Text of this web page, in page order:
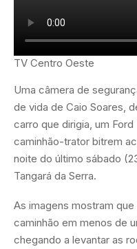
TV Centro Oeste
Uma câmera de
de vida de Caio Soares,
carro que dirigia, um
caminhão-trator bitrem
noite do último sábado
Tangará da Serra.
As imagens mostram
caminhão em menos de
chegando a levantar as